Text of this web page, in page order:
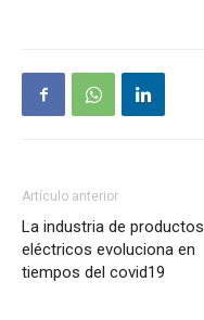
Artículo anterior
La industria de productos
eléctricos evoluciona en
tiempos del covid19